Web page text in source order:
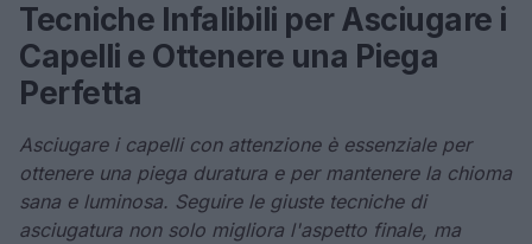
Tecniche Infalibili per Asciugare i
Capelli e Ottenere una Piega
Perfetta
Asciugare i capelli con attenzione è essenziale per
ottenere una piega duratura e per mantenere la chioma
sana e luminosa. Seguire le giuste tecniche di
asciugatura non solo migliora l'aspetto finale, ma